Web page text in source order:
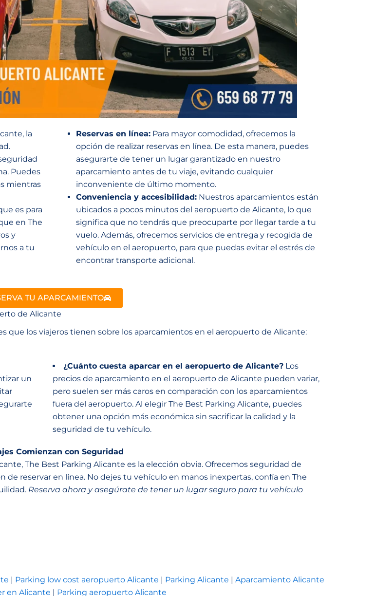
la
Puedes
mientras
es para
en The
y
a tu
Reservas en línea: Para mayor comodidad, ofrecemos la
opción de realizar reservas en línea. De esta manera, puedes
asegurarte de tener un lugar garantizado en nuestro
aparcamiento antes de tu viaje, evitando cualquier
inconveniente de último momento.
Conveniencia y accesibilidad: Nuestros aparcamientos están
ubicados a pocos minutos del aeropuerto de Alicante, lo que
significa que no tendrás que preocuparte por llegar tarde a tu
vuelo. Además, ofrecemos servicios de entrega y recogida de
vehículo en el aeropuerto, para que puedas evitar el estrés de
encontrar transporte adicional.
TU APARCAMIENTO
de Alicante
que los viajeros tienen sobre los aparcamientos en el aeropuerto de Alicante:
un
¿Cuánto cuesta aparcar en el aeropuerto de Alicante? Los
precios de aparcamiento en el aeropuerto de Alicante pueden variar,
pero suelen ser más caros en comparación con los aparcamientos
fuera del aeropuerto. Al elegir The Best Parking Alicante, puedes
obtener una opción más económica sin sacrificar la calidad y la
seguridad de tu vehículo.
Comienzan con Seguridad
The Best Parking Alicante es la elección obvia. Ofrecemos seguridad de
reservar en línea. No dejes tu vehículo en manos inexpertas, confía en The
Reserva ahora y asegúrate de tener un lugar seguro para tu vehículo
| Parking low cost aeropuerto Alicante | Parking Alicante | Aparcamiento Alicante
en Alicante | Parking aeropuerto Alicante